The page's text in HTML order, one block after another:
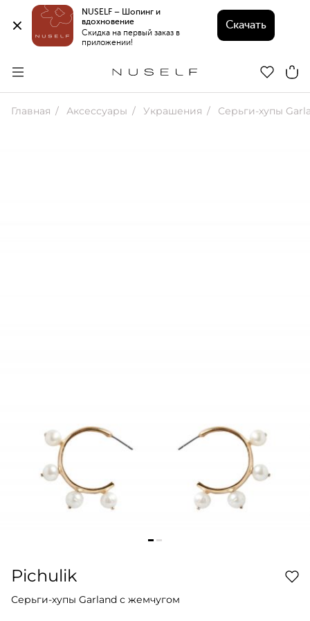
NUSELF – Шопинг и
вдохновение
Скидка на первый заказ в
приложении!
Скачать
Главная Аксессуары Украшения Серьги-хупы
Pichulik
Серьги-хупы Garland с жемчугом